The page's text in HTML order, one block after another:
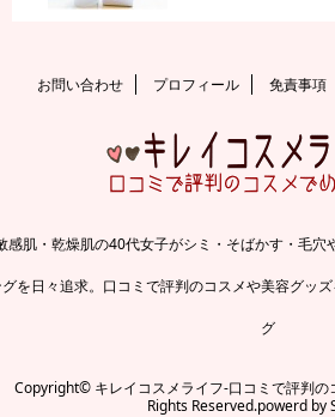
お問い合わせ プロフィール 免責事項
感肌・乾燥肌の40代女子がシミ・そばかす・毛穴
を日々追求。口コミで評判のコスメや美容グッ
グ
Copyright© キレイコスメライフ-口コミで評判の
Rights Reserved.powerd by